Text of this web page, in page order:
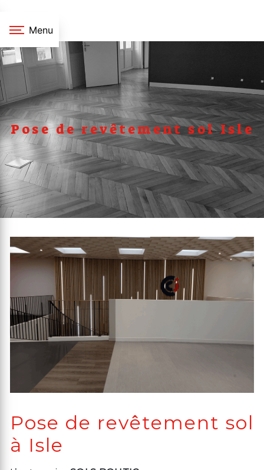
Menu
Pose de revêtement sol Isle
Pose de revêtement sol
à Isle